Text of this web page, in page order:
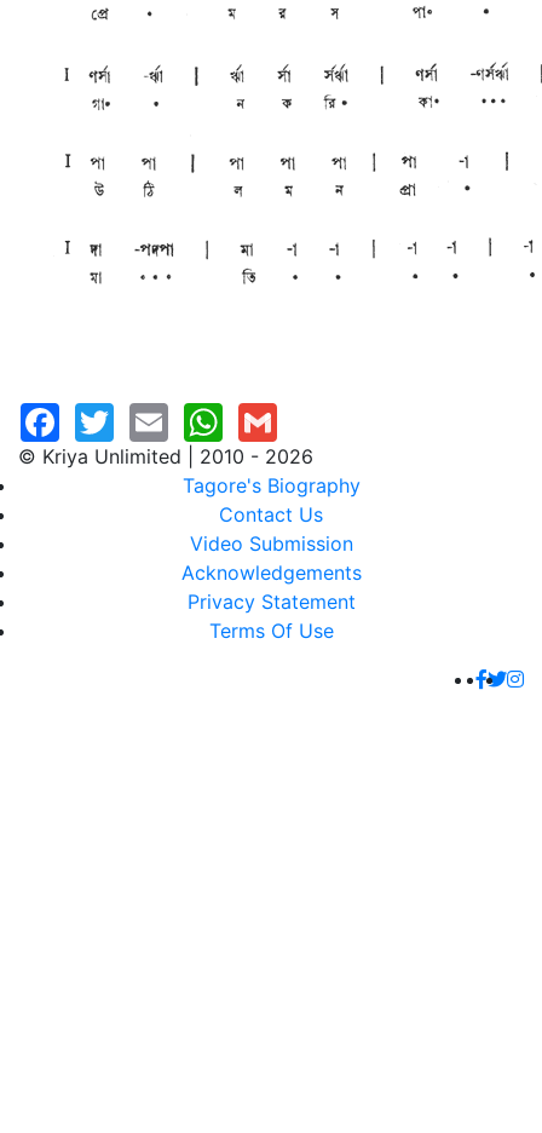
© Kriya Unlimited | 2010 - 2026
Tagore's Biography
Contact Us
Video Submission
Acknowledgements
Privacy Statement
Terms Of Use